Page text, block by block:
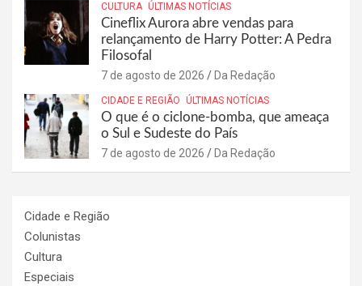
CULTURA ÚLTIMAS NOTÍCIAS
Cineflix Aurora abre vendas para
relançamento de Harry Potter: A Pedra
Filosofal
7 de agosto de 2026 Da Redação
CIDADE E REGIÃO ÚLTIMAS NOTÍCIAS
O que é o ciclone-bomba, que ameaça
o Sul e Sudeste do País
7 de agosto de 2026 Da Redação
Cidade e Região
Colunistas
Cultura
Especiais